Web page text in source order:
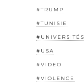
#TRUMP
#TUNISIE
#UNIVERSITÉS
#USA
#VIDEO
#VIOLENCE